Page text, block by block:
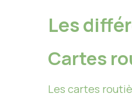
Les
Cartes
Les cartes